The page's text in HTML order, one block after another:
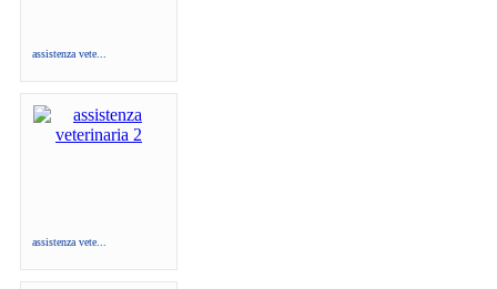
assistenza vete...
assistenza vete...